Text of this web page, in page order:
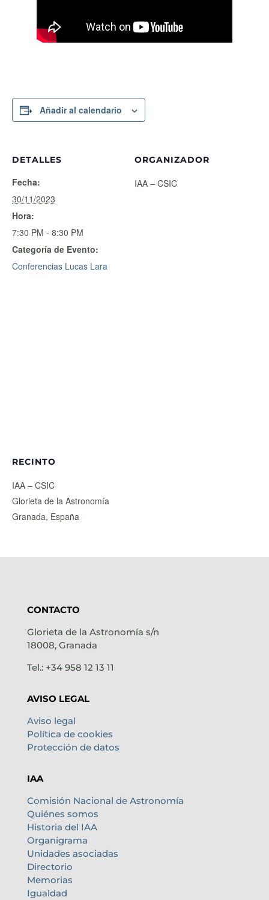
Añadir al calendario
DETALLES
Fecha:
30/11/2023
Hora:
7:30 PM - 8:30 PM
Categoría de Evento:
Conferencias Lucas Lara
ORGANIZADOR
IAA – CSIC
RECINTO
IAA – CSIC
Glorieta de la Astronomía
Granada, España
CONTACTO
Glorieta de la Astronomía s/n
18008, Granada
Tel.: +34 958 12 13 11
AVISO LEGAL
Aviso legal
Política de cookies
Protección de datos
IAA
Comisión Nacional de Astronomía
Quiénes somos
Historia del IAA
Organigrama
Unidades asociadas
Directorio
Memorias
Igualdad